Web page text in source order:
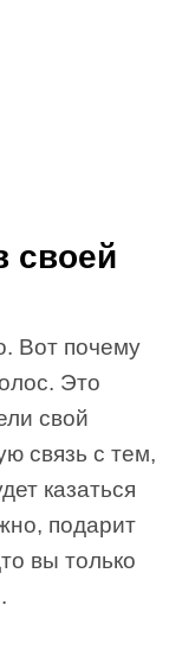
своей
Вот почему
Это
свой
связь с тем,
казаться
подарит
вы только